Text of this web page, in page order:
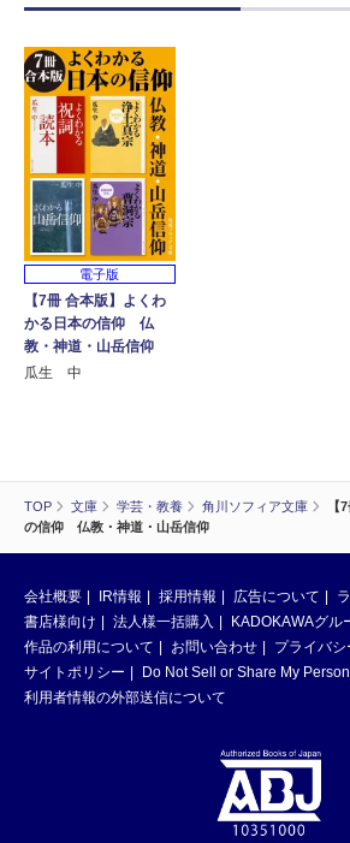
TOP 文庫 学芸・教養 角川ソフィア文庫
【
の信仰 仏教・神道・山岳信仰
電子版
【7冊 合本版】よくわ
かる日本の信仰 仏
教・神道・山岳信仰
瓜生 中
会社概要 IR情報 採用情報 広告について
書店様向け
法人様一括購入
KADOKAWAグル
作品の利用について
お問い合わせ
プライバ
サイトポリシー
Do Not Sell or Share My
利用者情報の外部送信について